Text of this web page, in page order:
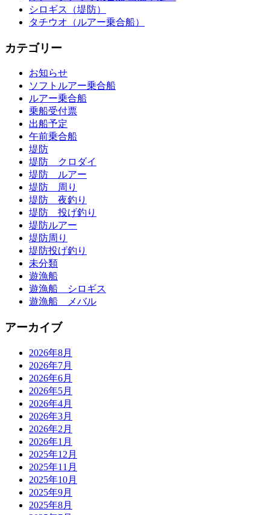
シロギス（堤防）
タチウオ（ルアー乗合船）
カテゴリー
お知らせ
ソフトルアー乗合船
ルアー乗合船
乗船受付票
出船予定
午前乗合船
堤防
堤防 クロダイ
堤防 ルアー
堤防 周り
堤防 夜釣り
堤防 投げ釣り
堤防ルアー
堤防周り
堤防投げ釣り
未分類
遊漁船
遊漁船 シロギス
遊漁船 メバル
アーカイブ
2026年8月
2026年7月
2026年6月
2026年5月
2026年4月
2026年3月
2026年2月
2026年1月
2025年12月
2025年11月
2025年10月
2025年9月
2025年8月